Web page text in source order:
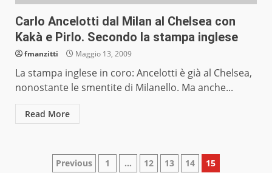
Carlo Ancelotti dal Milan al Chelsea con
Kakà e Pirlo. Secondo la stampa inglese
fmanzitti Maggio 13, 2009
La stampa inglese in coro: Ancelotti è già al Chelsea,
nonostante le smentite di Milanello. Ma anche...
Read More
Paginazione
Previous 1 … 12 13 14 15